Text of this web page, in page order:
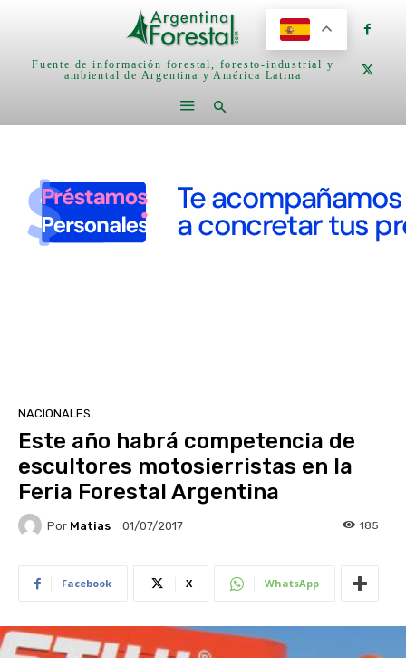
Fuente de información forestal, foresto-industrial y
ambiental de Argentina y América Latina
NACIONALES
Este año habrá competencia de
escultores motosierristas en la
Feria Forestal Argentina
Por Matias 01/07/2017 185
Facebook X WhatsApp